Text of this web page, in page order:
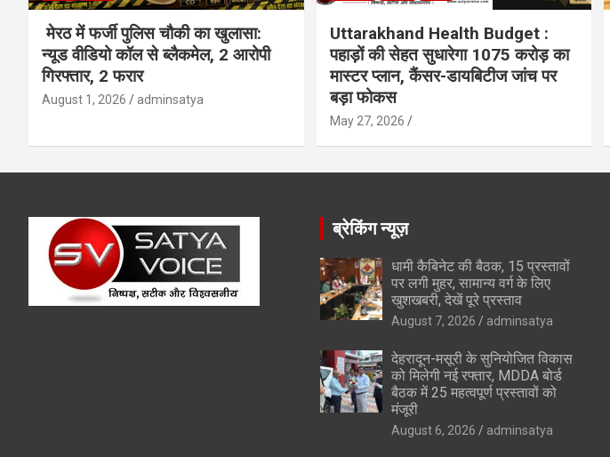
मेरठ में फर्जी पुलिस चौकी का खुलासा:
न्यूड वीडियो कॉल से ब्लैकमेल, 2 आरोपी
गिरफ्तार, 2 फरार
August 1, 2026 adminsatya
Uttarakhand Health Budget :
पहाड़ों की सेहत सुधारेगा 1075 करोड़ का
मास्टर प्लान, कैंसर-डायबिटीज जांच पर
बड़ा फोकस
May 27, 2026
ब्रेकिंग न्यूज़
धामी कैबिनेट की बैठक, 15 प्रस्तावों
पर लगी मुहर, सामान्य वर्ग के लिए
खुशखबरी, देखें पूरे प्रस्ताव
August 7, 2026 adminsatya
देहरादून-मसूरी के सुनियोजित विकास
को मिलेगी नई रफ्तार, MDDA बोर्ड
बैठक में 25 महत्वपूर्ण प्रस्तावों को
मंजूरी
August 6, 2026 adminsatya